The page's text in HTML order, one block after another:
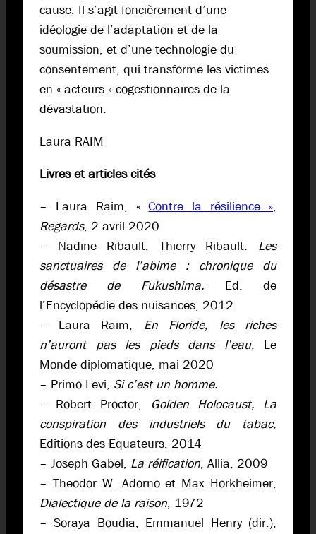
cause. Il s’agit foncièrement d’une
idéologie de l’adaptation et de la
soumission, et d’une technologie du
consentement, qui transforme les victimes
en « acteurs » cogestionnaires de la
dévastation.
Laura RAIM
Livres et articles cités
– Laura Raim, «Contre la résilience »,
Regards, 2 avril 2020
– Nadine Ribault, Thierry Ribault. Les
sanctuaires de l’abime : chronique du
désastre de Fukushima. Ed. de
l’Encyclopédie des nuisances, 2012
– Laura Raim, En Floride, les riches
n’auront pas les pieds dans l’eau, Le
Monde diplomatique, mai 2020
– Primo Levi, Si c’est un homme.
– Robert Proctor,
Golden Holocaust, La
conspiration des industriels du tabac,
Editions des Equateurs, 2014
– Joseph Gabel, La réification, Allia, 2009
– Theodor W. Adorno et Max Horkheimer,
Dialectique de la raison, 1972
– Soraya Boudia, Emmanuel Henry (dir.),